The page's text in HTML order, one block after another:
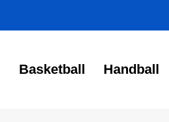
Basketball Handball